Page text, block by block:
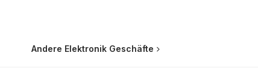
Andere Elektronik Geschäfte